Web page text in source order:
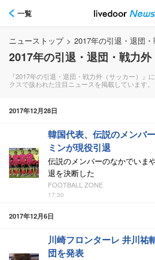
一覧
ニューストップ > 2017年の引退・退団・
2017年の引退・退団・戦力外
『2017年の引退・退団・戦力外（サッカー）』
クスで扱われた注目ニュースを掲載しています。
2017年12月28日
韓国代表、伝説のメンバ
ミンが現役引退
伝説のメンバーのなかでいま
退を決断した
FOOTBALL ZONE
17:30
2017年12月6日
川崎フロンターレ 井川祐
団を発表